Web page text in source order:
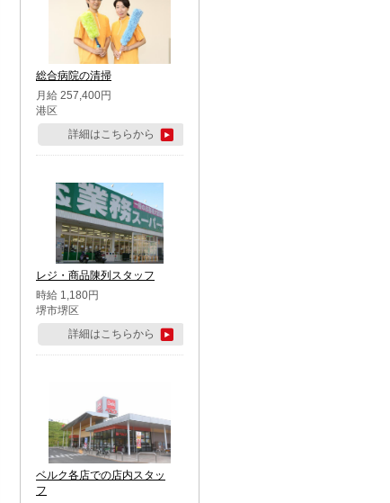
総合病院の清掃
月給 257,400円
港区
詳細はこちらから
レジ・商品陳列スタッフ
時給 1,180円
堺市堺区
詳細はこちらから
ベルク各店での店内スタッ
フ